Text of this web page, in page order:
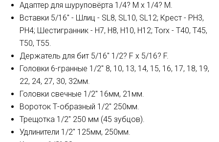
Адаптер для шуруповёрта 1/4? М х 1/4? М.
Вставки 5/16" - Шлиц - SL8, SL10, SL12; Крест - PH3,
PH4; Шестигранник - H7, H8, H10, H12; Torx - T40, T45,
T50, T55.
Держатель для бит 5/16" 1/2? F х 5/16? F.
Головки 6-гранные 1/2" 8, 10, 13, 14, 15, 16, 17, 18, 19,
22, 24, 27, 30, 32мм.
Головки свечные 1/2" 16мм, 21мм.
Вороток Т-образный 1/2" 250мм.
Трещотка 1/2" 250 мм (45 зубцов).
Удлинители 1/2" 125мм, 250мм.